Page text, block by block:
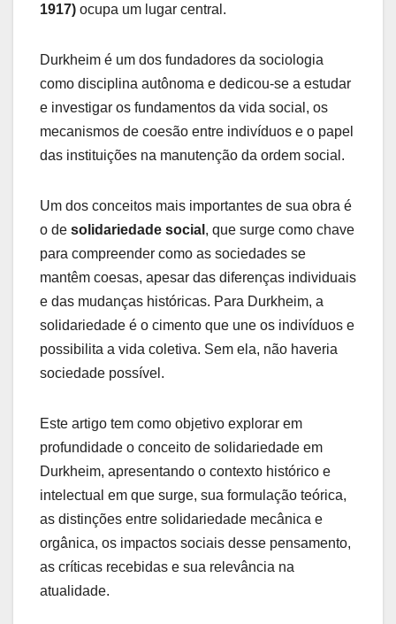
1917) ocupa um lugar central.
Durkheim é um dos fundadores da sociologia
como disciplina autônoma e dedicou-se a estudar
e investigar os fundamentos da vida social, os
mecanismos de coesão entre indivíduos e o papel
das instituições na manutenção da ordem social.
Um dos conceitos mais importantes de sua obra é
o de solidariedade social , que surge como chave
para compreender como as sociedades se
mantêm coesas, apesar das diferenças individuais
e das mudanças históricas. Para Durkheim, a
solidariedade é o cimento que une os indivíduos e
possibilita a vida coletiva. Sem ela, não haveria
sociedade possível.
Este artigo tem como objetivo explorar em
profundidade o conceito de solidariedade em
Durkheim, apresentando o contexto histórico e
intelectual em que surge, sua formulação teórica,
as distinções entre solidariedade mecânica e
orgânica, os impactos sociais desse pensamento,
as críticas recebidas e sua relevância na
atualidade.